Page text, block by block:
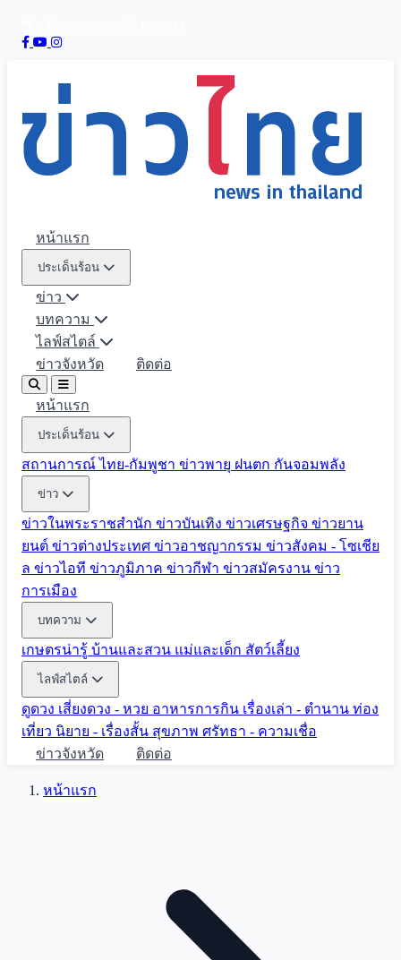
หน้าแรก
ประเด็นร้อน
ข่าว
บทความ
ไลฟ์สไตล์
ข่าวจังหวัด
ติดต่อ
หน้าแรก
ประเด็นร้อน
สถานการณ์ ไทย-กัมพูชา ข่าวพายุ ฝนตก กันจอมพลัง
ข่าว
ข่าวในพระราชสำนัก ข่าวบันเทิง ข่าวเศรษฐกิจ ข่าวยาน
ยนต์ ข่าวต่างประเทศ ข่าวอาชญากรรม ข่าวสังคม - โซเชีย
ล ข่าวไอที ข่าวภูมิภาค ข่าวกีฬา ข่าวสมัครงาน ข่าว
การเมือง
บทความ
เกษตรน่ารู้ บ้านและสวน แม่และเด็ก สัตว์เลี้ยง
ไลฟ์สไตล์
ดูดวง เสี่ยงดวง - หวย อาหารการกิน เรื่องเล่า - ตำนาน ท่อง
เที่ยว นิยาย - เรื่องสั้น สุขภาพ ศรัทธา - ความเชื่อ
ข่าวจังหวัด
ติดต่อ
หน้าแรก